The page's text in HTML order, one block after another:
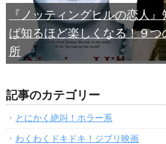
『ノッティングヒルの恋人』
ば知るほど楽しくなる！９つ
所
記事のカテゴリー
とにかく絶叫！ホラー系
わくわくドキドキ！ジブリ映画